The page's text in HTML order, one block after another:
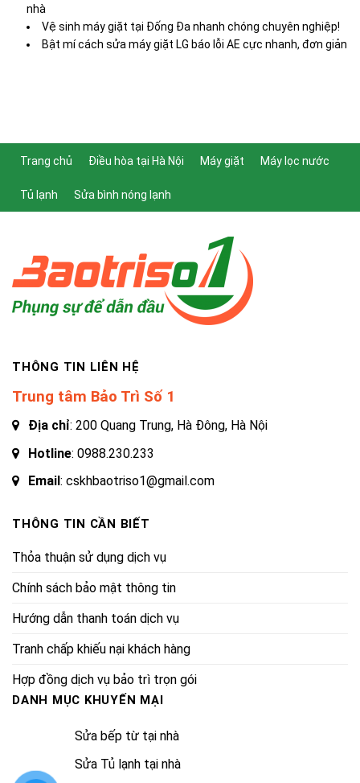
nhà
Vệ sinh máy giặt tại Đống Đa nhanh chóng chuyên nghiệp!
Bật mí cách sửa máy giặt LG báo lỗi AE cực nhanh, đơn giản
Trang chủ Điều hòa tại Hà Nội Máy giặt Máy lọc nước
Tủ lạnh Sửa bình nóng lạnh
THÔNG TIN LIÊN HỆ
Trung tâm Bảo Trì Số 1
Địa chỉ: 200 Quang Trung, Hà Đông, Hà Nội
Hotline: 0988.230.233
Email : cskhbaotriso1@gmail.com
THÔNG TIN CẦN BIẾT
Thỏa thuận sử dụng dịch vụ
Chính sách bảo mật thông tin
Hướng dẫn thanh toán dịch vụ
Tranh chấp khiếu nại khách hàng
Hợp đồng dịch vụ bảo trì trọn gói
DANH MỤC KHUYẾN MẠI
Sửa bếp từ tại nhà
Sửa Tủ lạnh tại nhà